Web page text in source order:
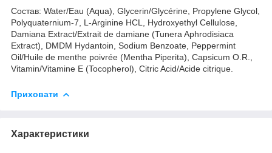
Состав: Water/Eau (Aqua), Glycerin/Glycérine, Propylene Glycol,
Polyquaternium-7, L-Arginine HCL, Hydroxyethyl Cellulose,
Damiana Extract/Extrait de damiane (Tunera Aphrodisiaca
Extract), DMDM Hydantoin, Sodium Benzoate, Peppermint
Oil/Huile de menthe poivrée (Mentha Piperita), Capsicum O.R.,
Vitamin/Vitamine E (Tocopherol), Citric Acid/Acide citrique.
Приховати
Характеристики